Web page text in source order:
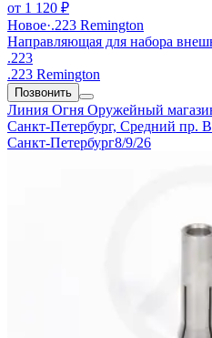
от 1 120 ₽
Новое·.223 Remington
Направляющая для набора
.223
.223 Remington
Позвонить
Линия Огня Оружейный
Санкт-Петербург, Средний пр.
Санкт-Петербург8/9/26